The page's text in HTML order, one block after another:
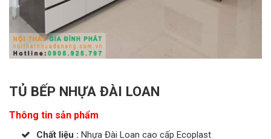
TỦ BẾP NHỰA ĐÀI LOAN
Thông tin sản phẩm
Chất liệu : Nhựa Đài Loan cao cấp Ecoplast